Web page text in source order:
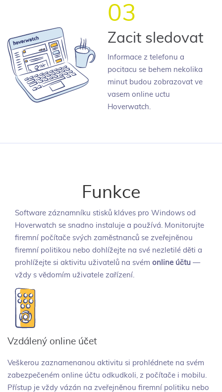
03
Zacit sledovat
Informace z telefonu a
pocitacu se behem nekolika
minut budou zobrazovat ve
vasem online uctu
Hoverwatch.
Funkce
Software záznamníku stisků kláves pro Windows od
Hoverwatch se snadno instaluje a používá. Monitorujte
firemní počítače svých zaměstnanců se zveřejněnou
firemní politikou nebo dohlížejte na své nezletilé děti a
prohlížejte si aktivitu uživatelů na svém online účtu —
vždy s vědomím uživatele zařízení.
Vzdálený online účet
Veškerou zaznamenanou aktivitu si prohlédnete na svém
zabezpečeném online účtu odkudkoli, z počítače i mobilu.
Přístup je vždy vázán na zveřejněnou firemní politiku nebo